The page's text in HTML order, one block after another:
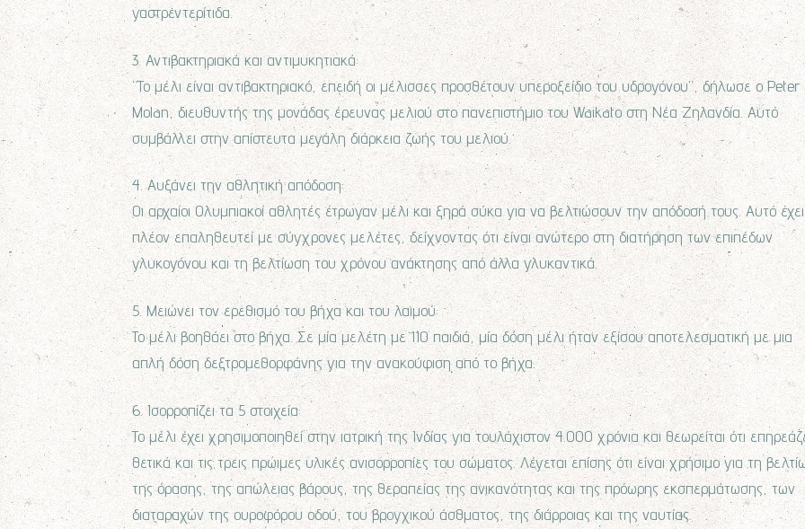
γαστρεντερίτιδα.
3. Αντιβακτηριακά και αντιμυκητιακά:
“Το μέλι είναι αντιβακτηριακό, επειδή οι μέλισσες προσθέτουν υπεροξείδιο του υδρογόνου”, δήλωσε ο Peter
Molan, διευθυντής της μονάδας έρευνας μελιού στο πανεπιστήμιο του Waikato στη Νέα Ζηλανδία. Αυτό
συμβάλλει στην απίστευτα μεγάλη διάρκεια ζωής του μελιού.
4. Αυξάνει την αθλητική απόδοση:
Οι αρχαίοι Ολυμπιακοί αθλητές έτρωγαν μέλι και ξηρά σύκα για να βελτιώσουν την απόδοσή τους. Αυτό έχει
πλέον επαληθευτεί με σύγχρονες μελέτες, δείχνοντας ότι είναι ανώτερο στη διατήρηση των επιπέδων
γλυκογόνου και τη βελτίωση του χρόνου ανάκτησης από άλλα γλυκαντικά.
5. Μειώνει τον ερεθισμό του βήχα και του λαιμού:
Το μέλι βοηθάει στο βήχα. Σε μία μελέτη με 110 παιδιά, μία δόση μέλι ήταν εξίσου αποτελεσματική με μια
απλή δόση δεξτρομεθορφάνης για την ανακούφιση από το βήχα.
6. Ισορροπίζει τα 5 στοιχεία:
Το μέλι έχει χρησιμοποιηθεί στην ιατρική της Ινδίας για τουλάχιστον 4.000 χρόνια και θεωρείται ότι
θετικά και τις τρεις πρώιμες υλικές ανισορροπίες του σώματος. Λέγεται επίσης ότι είναι χρήσιμο για τη
της όρασης, της απώλειας βάρους, της θεραπείας της ανικανότητας και της πρόωρης εκσπερμάτωσης, των
διαταραχών της ουροφόρου οδού, του βρογχικού άσθματος, της διάρροιας και της ναυτίας.